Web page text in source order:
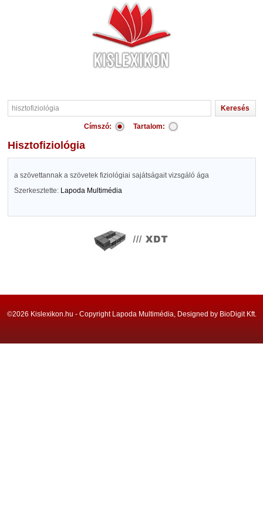
Címszó: Tartalom:
hisztofiziológia
a szövettannak a szövetek fiziológiai sajátságait vizsgáló ága
Szerkesztette: Lapoda Multimédia
©2026 Kislexikon.hu - Copyright Lapoda Multimédia, Designed by BioDigit Kft.